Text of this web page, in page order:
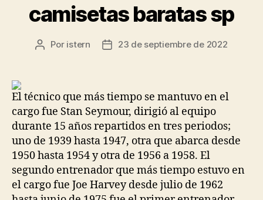
camisetas baratas sp
Autor
Por istern
Fecha23 de septiembre de 2022
El técnico que más tiempo se mantuvo en el
cargo fue Stan Seymour, dirigió al equipo
durante 15 años repartidos en tres periodos;
uno de 1939 hasta 1947, otra que abarca desde
1950 hasta 1954 y otra de 1956 a 1958. El
segundo entrenador que más tiempo estuvo en
el cargo fue Joe Harvey desde julio de 1962